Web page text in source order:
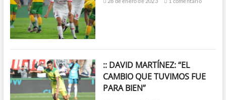
:: DAVID MARTÍNEZ: “EL
CAMBIO QUE TUVIMOS FUE
PARA BIEN”